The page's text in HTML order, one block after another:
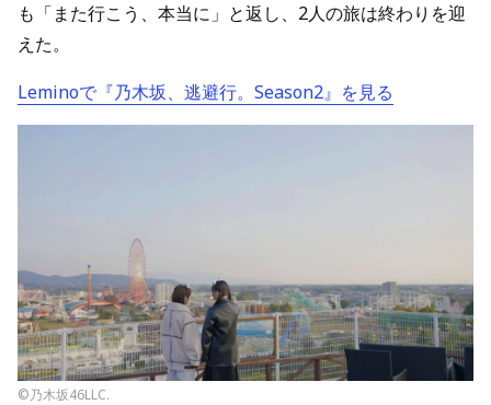
も「また行こう、本当に」と返し、2人の旅は終わりを迎
えた。
Leminoで『乃木坂、逃避行。Season2』を見る
©乃木坂46LLC.